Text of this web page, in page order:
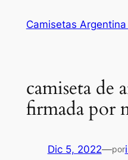
Camisetas
camiseta de
firmada por
Dic 5, 2022—por